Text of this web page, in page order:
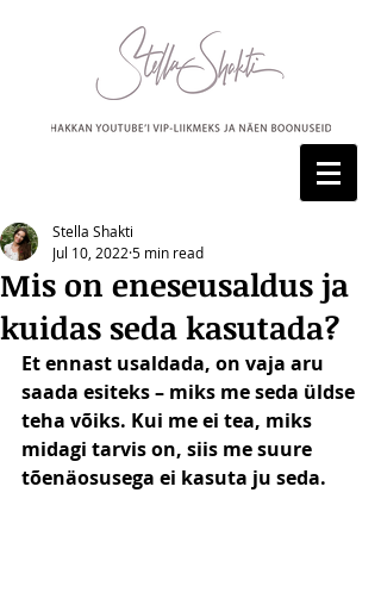
Mis on eneseusaldus ja
kuidas seda kasutada?
Stella Shakti
Jul 10, 2022 5 min read
Et ennast usaldada, on vaja aru
saada esiteks – miks me seda üldse
teha võiks. Kui me ei tea, miks
midagi tarvis on, siis me suure
tõenäosusega ei kasuta ju seda.